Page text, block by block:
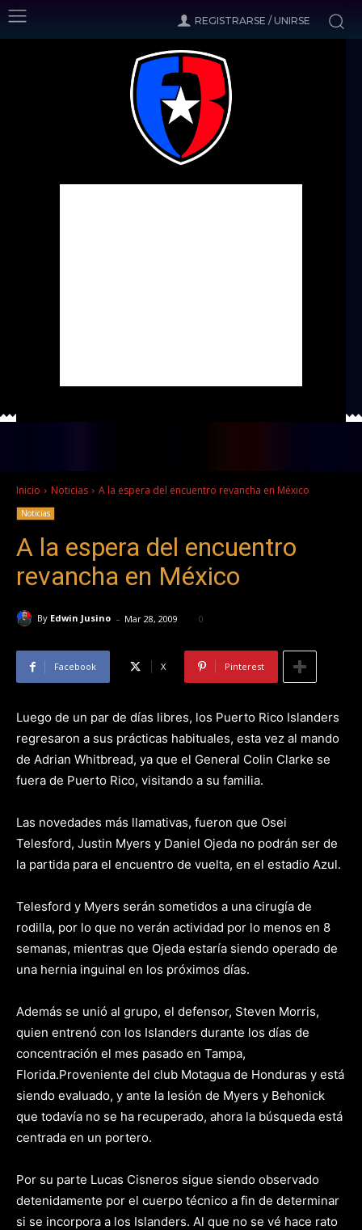
REGISTRARSE / UNIRSE
Inicio Noticias A la espera del encuentro revancha en México
Noticias
A la espera del encuentro
revancha en México
By Edwin Jusino - Mar 28, 2009 0
Facebook X Pinterest
Luego de un par de días libres, los Puerto Rico Islanders
regresaron a sus prácticas habituales, esta vez al mando
de Adrian Whitbread, ya que el General Colin Clarke se
fuera de Puerto Rico, visitando a su familia.
Las novedades más llamativas, fueron que Osei
Telesford, Justin Myers y Daniel Ojeda no podrán ser de
la partida para el encuentro de vuelta, en el estadio Azul.
Telesford y Myers serán sometidos a una cirugía de
rodilla, por lo que no verán actividad por lo menos en 8
semanas, mientras que Ojeda estaría siendo operado de
una hernia inguinal en los próximos días.
Además se unió al grupo, el defensor, Steven Morris,
quien entrenó con los Islanders durante los días de
concentración el mes pasado en Tampa,
Florida.Proveniente del club Motagua de Honduras y está
siendo evaluado, y ante la lesión de Myers y Behonick
que todavía no se ha recuperado, ahora la búsqueda está
centrada en un portero.
Por su parte Lucas Cisneros sigue siendo observado
detenidamente por el cuerpo técnico a fin de determinar
si se incorpora a los Islanders. Al que no se vé hace rato